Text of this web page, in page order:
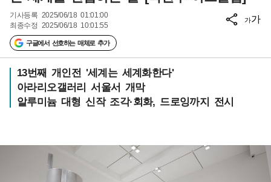
기사등록 2025/06/18 01:01:00
최종수정 2025/06/18 10:01:55
구글에서 선호하는 매체로 추가
가가
13번째 개인전 '세계는 세계화한다'
아라리오갤러리 서울서 개막
알루미늄 대형 신작 조각·회화, 드로잉까지 전시